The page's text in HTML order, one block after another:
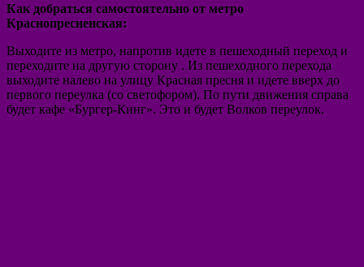
Как добраться самостоятельно от метро
Краснопресненская:
Выходите из метро, напротив идете в пешеходный переход и
переходите на другую сторону . Из пешеходного перехода
выходите налево на улицу Красная пресня и идете вверх до
первого переулка (со светофором). По пути движения справа
будет кафе «Бургер-Кинг». Это и будет Волков переулок.